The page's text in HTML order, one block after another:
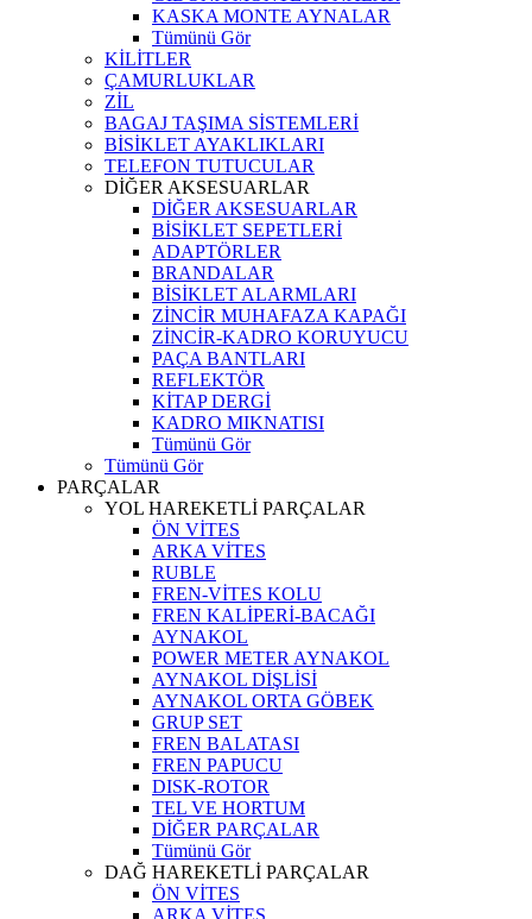
KASKA MONTE AYNALAR
Tümünü Gör
KİLİTLER
ÇAMURLUKLAR
ZİL
BAGAJ TAŞIMA SİSTEMLERİ
BİSİKLET AYAKLIKLARI
TELEFON TUTUCULAR
DİĞER AKSESUARLAR
DİĞER AKSESUARLAR
BİSİKLET SEPETLERİ
ADAPTÖRLER
BRANDALAR
BİSİKLET ALARMLARI
ZİNCİR MUHAFAZA KAPAĞI
ZİNCİR-KADRO KORUYUCU
PAÇA BANTLARI
REFLEKTÖR
KİTAP DERGİ
KADRO MIKNATISI
Tümünü Gör
Tümünü Gör
PARÇALAR
YOL HAREKETLİ PARÇALAR
ÖN VİTES
ARKA VİTES
RUBLE
FREN-VİTES KOLU
FREN KALİPERİ-BACAĞI
AYNAKOL
POWER METER AYNAKOL
AYNAKOL DİŞLİSİ
AYNAKOL ORTA GÖBEK
GRUP SET
FREN BALATASI
FREN PAPUCU
DISK-ROTOR
TEL VE HORTUM
DİĞER PARÇALAR
Tümünü Gör
DAĞ HAREKETLİ PARÇALAR
ÖN VİTES
ARKA VİTES